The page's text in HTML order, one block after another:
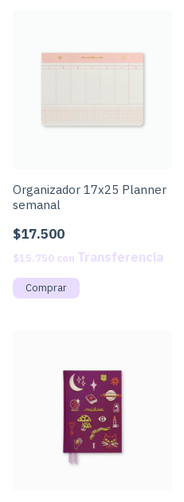
Organizador 17x25 Planner
semanal
$17.500
$15.750 con